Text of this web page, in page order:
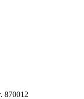
870012